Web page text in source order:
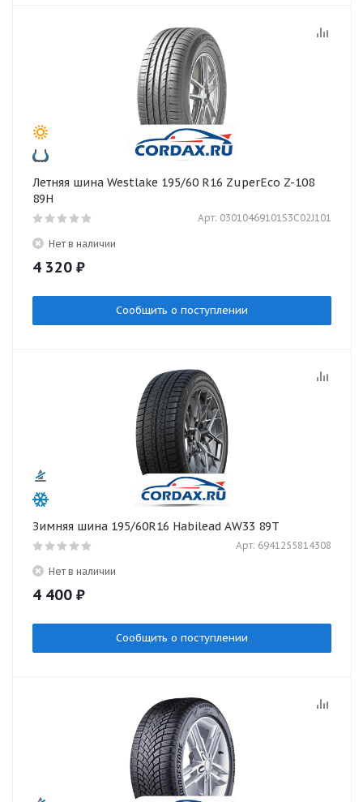
Летняя шина Westlake 195/60 R16 ZuperEco Z-108
89H
Арт: 03010469101S3C02J101
Нет в наличии
4 320 ₽
Сообщить о поступлении
Зимняя шина 195/60R16 Habilead AW33 89T
Арт: 6941255814308
Нет в наличии
4 400 ₽
Сообщить о поступлении